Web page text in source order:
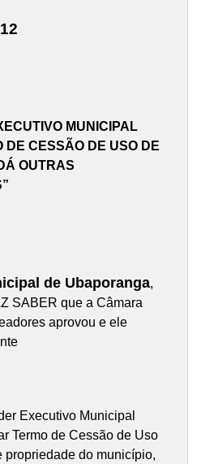
MUNICIPAL
DE CESSÃO DE USO DE
OUTRAS
de Ubaporanga,
SABER que a Câmara
aprovou e ele
Executivo Municipal
Termo de Cessão de Uso
propriedade do município,